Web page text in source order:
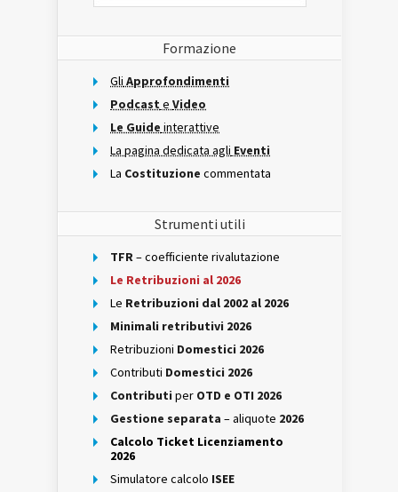
Formazione
Gli Approfondimenti
Podcast e Video
Le Guide interattive
La pagina dedicata agli Eventi
La Costituzione commentata
Strumenti utili
TFR – coefficiente rivalutazione
Le Retribuzioni al 2026
Le Retribuzioni dal 2002 al 2026
Minimali retributivi 2026
Retribuzioni Domestici 2026
Contributi Domestici 2026
Contributi per OTD e OTI 2026
Gestione separata – aliquote 2026
Calcolo Ticket Licenziamento
2026
Simulatore calcolo ISEE